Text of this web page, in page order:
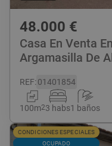
48.000 €
Casa En Venta
Argamasilla De
REF:01401854
100m23 habs1 baños
CONDICIONES ESPECIALES
OCUPADO